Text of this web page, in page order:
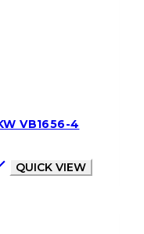
VB1656-4
QUICK VIEW